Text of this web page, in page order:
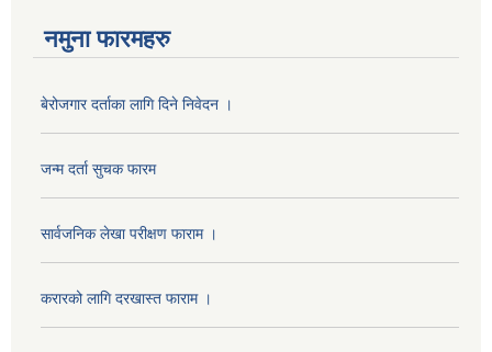
नमुना फारमहरु
बेरोजगार दर्ताका लागि दिने निवेदन ।
जन्म दर्ता सुचक फारम
सार्वजनिक लेखा परीक्षण फाराम ।
करारको लागि दरखास्त फाराम ।